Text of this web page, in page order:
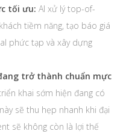
tối ưu: AI xử lý top-of-
tiềm năng, tạo báo giá
phức tạp và xây dựng
trở thành chuẩn mực
khai sớm hiện đang có
sẽ thu hẹp nhanh khi đại
sẽ không còn là lợi thế